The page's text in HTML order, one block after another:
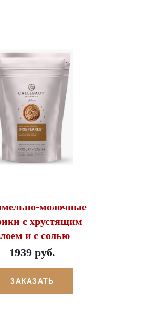
молочные
с хрустящим
и с солью
1939 руб.
ЗАКАЗАТЬ